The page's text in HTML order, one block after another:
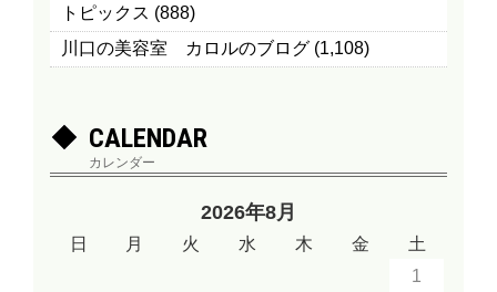
トピックス (888)
川口の美容室 カロルのブログ (1,108)
CALENDAR
カレンダー
2026年8月
日 月 火 水 木 金
土
1